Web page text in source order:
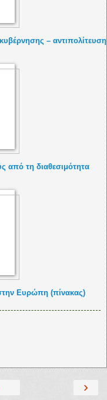
–
από τη διαθεσιμότητα
Ευρώπη (πίνακας)
›